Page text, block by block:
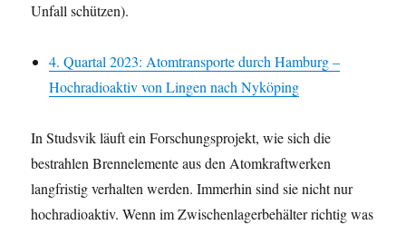
Unfall schützen).
4. Quartal 2023: Atomtransporte durch Hamburg –
Hochradioaktiv von Lingen nach Nyköping
In Studsvik läuft ein Forschungsprojekt, wie sich die
bestrahlen Brennelemente aus den Atomkraftwerken
langfristig verhalten werden. Immerhin sind sie nicht nur
hochradioaktiv. Wenn im Zwischenlagerbehälter richtig was